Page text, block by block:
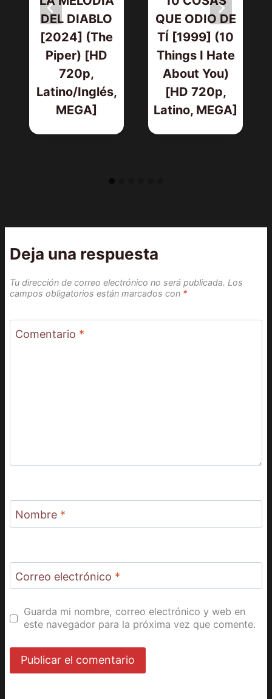
DEL DIABLO
[2024] (The
Piper) [HD
720p,
Latino/Inglés,
MEGA]
QUE ODIO DE
TÍ [1999] (10
Things I Hate
About You)
[HD 720p,
Latino, MEGA]
Deja una respuesta
Tu dirección de correo electrónico no será publicada. Los
campos obligatorios están marcados con *
Comentario *
Nombre *
Correo electrónico *
Guarda mi nombre, correo electrónico y web en
este navegador para la próxima vez que comente.